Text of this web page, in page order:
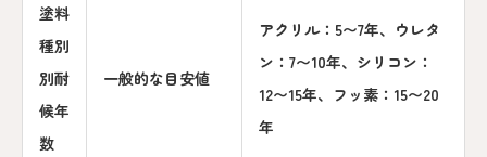
塗料
種別
別耐
候年
数
一般的な目安値
アクリル：5〜7年、ウレタ
ン：7〜10年、シリコン：
12〜15年、フッ素：15〜20
年